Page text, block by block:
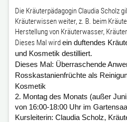
Die Kräuterpädagogin Claudia Scholz
Kräuterwissen weiter, z. B. beim
Herstellung von Kräuterwasser,
Dieses Mal wirdein duftendes
und Kosmetik destilliert.
Dieses Mal: Überraschende
Rosskastanienfrüchte als
Kosmetik
2. Montag des Monats (außer
von 16:00-18:00 Uhr im Gartensaal
Kursleiterin: Claudia Scholz,